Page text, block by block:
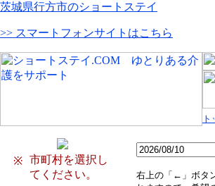
茨城県行方市のショートステイ
>> スマートフォンサイトはこちら
ト
※
市町村を選択し
てください。
右上の「←」ボタ